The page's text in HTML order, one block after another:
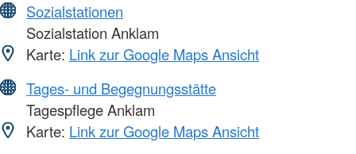
Sozialstationen
Sozialstation Anklam
Karte: Link zur Google Maps Ansicht
Tages- und Begegnungsstätte
Tagespflege Anklam
Karte: Link zur Google Maps Ansicht